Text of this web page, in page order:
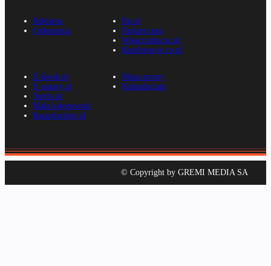
Reklama
Ogłoszenia
Rp.pl
Parkiet.com
Wiescirolnicze.pl
Konferencje.rp.pl
E-kiosk.pl
E-gazety.pl
Nexto.pl
Mała księgowość
Kancelarierp.pl
Mapa strony
Kalendarium
© Copyright by GREMI MEDIA SA